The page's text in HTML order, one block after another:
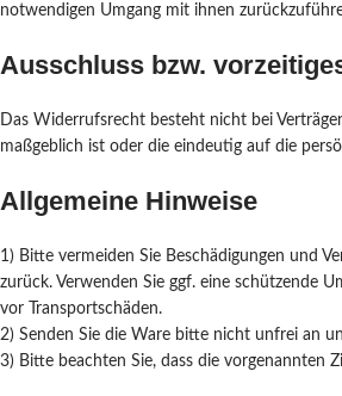
notwendigen Umgang mit ihnen
Ausschluss bzw.
Das Widerrufsrecht besteht nicht bei
maßgeblich ist oder die eindeutig auf die
Allgemeine Hinweise
1) Bitte vermeiden Sie Beschädigungen und
zurück. Verwenden Sie ggf. eine schützende
vor Transportschäden.
2) Senden Sie die Ware bitte nicht unfrei an
3) Bitte beachten Sie, dass die vorgenannten